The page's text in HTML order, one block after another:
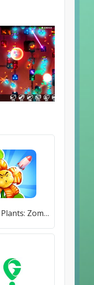
Merge Plants: Zombie Defense